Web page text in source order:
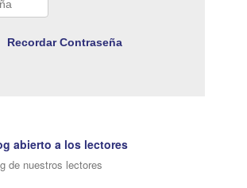
Recordar Contraseña
abierto a los lectores
de nuestros lectores